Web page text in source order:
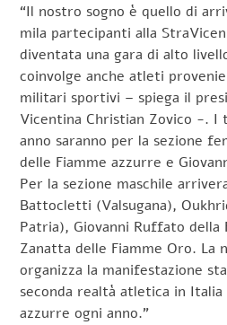
“Il nostro sogno è quello di
mila partecipanti alla
diventata una gara di alto
coinvolge anche atleti
militari sportivi – spiega il
Vicentina Christian Zovico -. I
anno saranno per la sezione
delle Fiamme azzurre e
Per la sezione maschile
Battocletti (Valsugana),
Patria), Giovanni Ruffato della
Zanatta delle Fiamme Oro. La
organizza la manifestazione
seconda realtà atletica in
azzurre ogni anno.”